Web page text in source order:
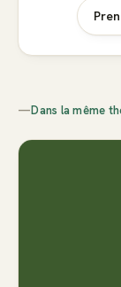
—Dans la même